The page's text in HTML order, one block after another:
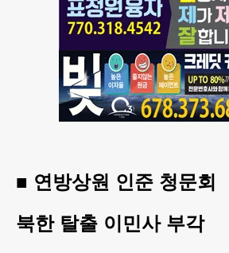
■ 연방상원 인준 청문회
북한 탈출 이민사 부각